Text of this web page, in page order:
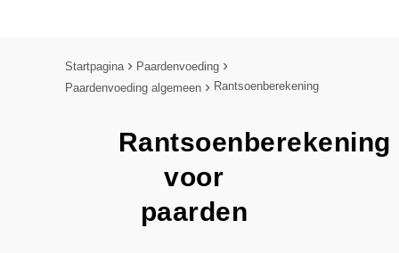
Startpagina
Paardenvoeding
Paardenvoeding algemeen
Rantsoenberekening
Rantsoenberekening
voor
paarden